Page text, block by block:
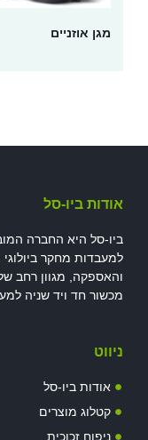
מגן אוזניים
אודות ביו-סל
ביו-סל היא החברה
למעבדות מחקר
והאספקה, מגוון רחב
מכשור חד ויד שניה
ניווט
אודות ביו-סל
קטלוג מוצרים
ניפוח זכוכית